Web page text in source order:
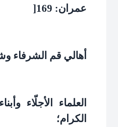
عمران: 169
]
أهالي قم الشرفاء
العلماء الأجلّاء
الكرام؛